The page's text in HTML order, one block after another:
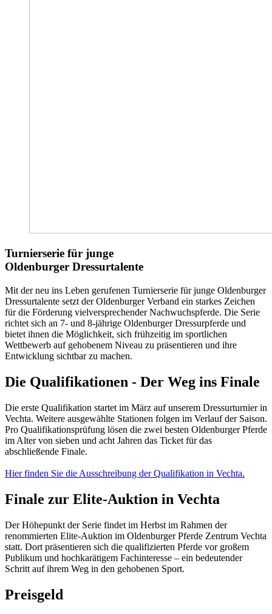
Turnierserie für junge
Oldenburger Dressurtalente
Mit der neu ins Leben gerufenen Turnierserie für junge Oldenburger
Dressurtalente setzt der Oldenburger Verband ein starkes Zeichen
für die Förderung vielversprechender Nachwuchspferde. Die Serie
richtet sich an 7- und 8-jährige Oldenburger Dressurpferde und
bietet ihnen die Möglichkeit, sich frühzeitig im sportlichen
Wettbewerb auf gehobenem Niveau zu präsentieren und ihre
Entwicklung sichtbar zu machen.
Die Qualifikationen - Der Weg ins Finale
Die erste Qualifikation startet im März auf unserem Dressurturnier in
Vechta. Weitere ausgewählte Stationen folgen im Verlauf der Saison.
Pro Qualifikationsprüfung lösen die zwei besten Oldenburger Pferde
im Alter von sieben und acht Jahren das Ticket für das
abschließende Finale.
Hier finden Sie die Ausschreibung der Qualifikation in Vechta.
Finale zur Elite-Auktion in Vechta
Der Höhepunkt der Serie findet im Herbst im Rahmen der
renommierten Elite-Auktion im Oldenburger Pferde Zentrum Vechta
statt. Dort präsentieren sich die qualifizierten Pferde vor großem
Publikum und hochkarätigem Fachinteresse – ein bedeutender
Schritt auf ihrem Weg in den gehobenen Sport.
Preisgeld